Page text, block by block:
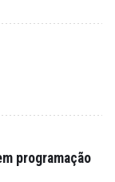
programação